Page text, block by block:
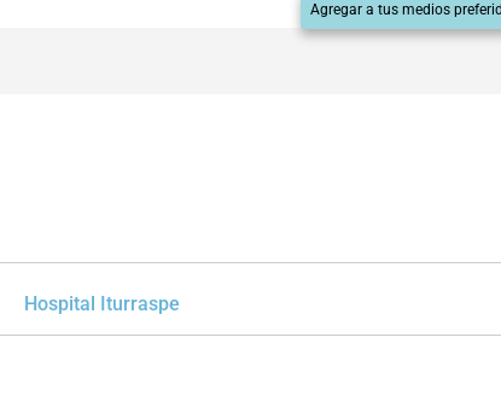
Agregar a tus medios
Hospital Iturraspe